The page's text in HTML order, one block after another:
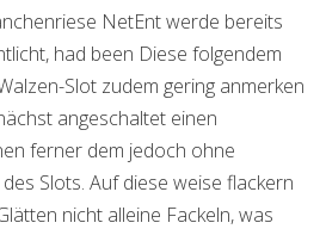
NetEnt werde bereits
had been Diese folgendem
Slot zudem gering anmerken
angeschaltet einen
ferner dem jedoch ohne
Slots. Auf diese weise flackern
nicht alleine Fackeln, was